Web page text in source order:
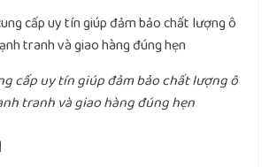
cấp uy tín giúp đảm bảo chất lượng ô
tranh và giao hàng đúng hẹn